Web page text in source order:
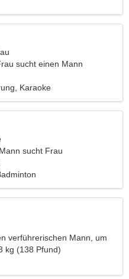
sucht einen Mann
Karaoke
sucht Frau
verführerischen Mann, um
kg (138 Pfund)